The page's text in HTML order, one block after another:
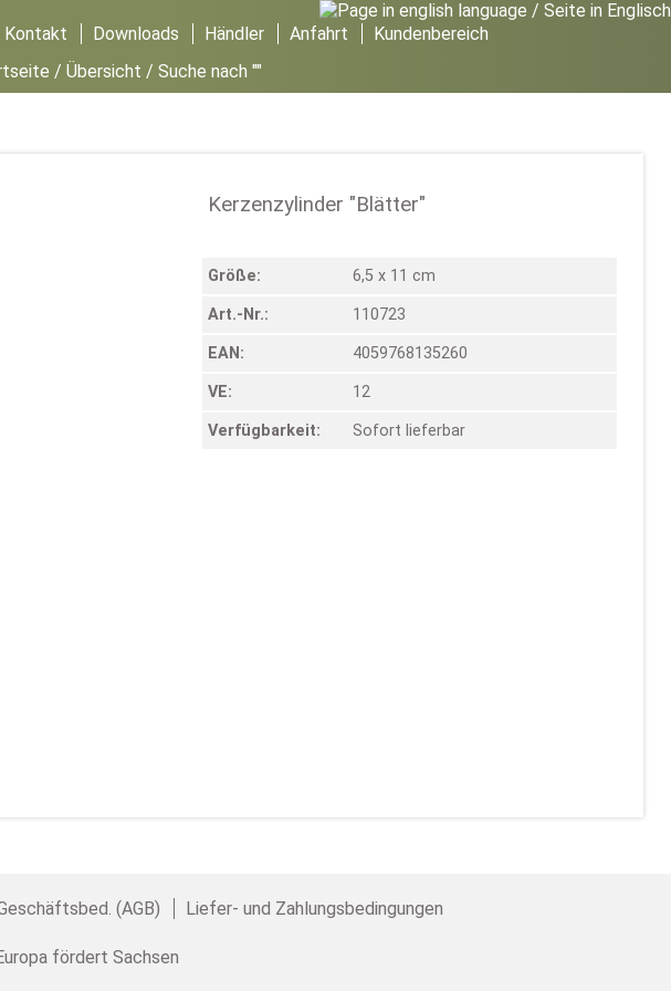
Kontakt Downloads Händler Anfahrt
Kundenbereich
/ Übersicht / Suche nach ""
Kerzenzylinder "Blätter"
Größe: 6,5 x 11 cm
Art.-Nr.: 110723
EAN: 4059768135260
VE: 12
Verfügbarkeit: Sofort lieferbar
(AGB) Liefer- und Zahlungsbedingungen